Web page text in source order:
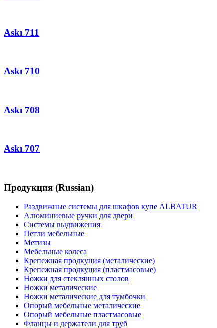
Askı 711
Askı 710
Askı 708
Askı 707
Продукция (Russian)
Раздвижные системы для шкафов купе ALBATUR
Алюминиевые ручки для двери
Системы выдвижения
Петли мебельные
Метизы
Мебельные колеса
Крепежная продкуция (металические)
Крепежная продкуция (пластмасовые)
Ножки‏ металические
Ножки‏ металические для тумбочки